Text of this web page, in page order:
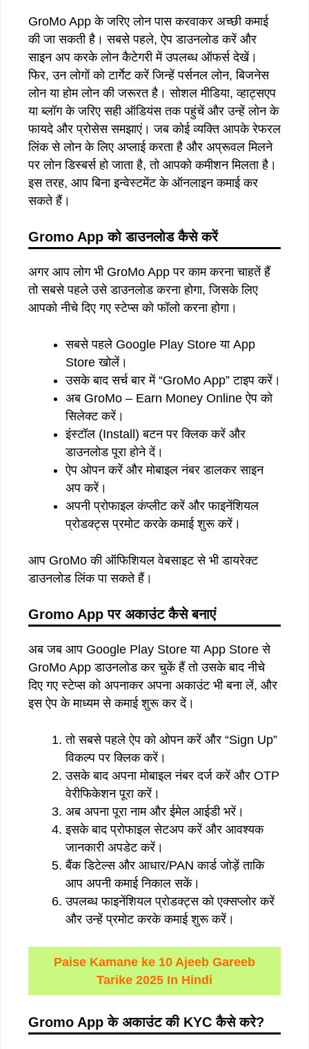
GroMo App के जरिए लोन पास करवाकर अच्छी कमाई
की जा सकती है। सबसे पहले, ऐप डाउनलोड करें और
साइन अप करके लोन कैटेगरी में उपलब्ध ऑफर्स देखें।
फिर, उन लोगों को टार्गेट करें जिन्हें पर्सनल लोन, बिजनेस
लोन या होम लोन की जरूरत है। सोशल मीडिया, व्हाट्सएप
या ब्लॉग के जरिए सही ऑडियंस तक पहुंचें और उन्हें लोन के
फायदे और प्रोसेस समझाएं। जब कोई व्यक्ति आपके रेफरल
लिंक से लोन के लिए अप्लाई करता है और अप्रूवल मिलने
पर लोन डिस्बर्स हो जाता है, तो आपको कमीशन मिलता है।
इस तरह, आप बिना इन्वेस्टमेंट के ऑनलाइन कमाई कर
सकते हैं।
Gromo Appको डाउनलोड कैसे करें
अगर आप लोग भी GroMo App पर काम करना चाहतें हैं
तो सबसे पहले उसे डाउनलोड करना होगा, जिसके लिए
आपको नीचे दिए गए स्टेप्स को फॉलो करना होगा।
सबसे पहले Google Play Store या App
Store खोलें।
उसके बाद सर्च बार में “GroMo App” टाइप करें।
अब GroMo – Earn Money Online ऐप को
सिलेक्ट करें।
इंस्टॉल (Install) बटन पर क्लिक करें और
डाउनलोड पूरा होने दें।
ऐप ओपन करें और मोबाइल नंबर डालकर साइन
अप करें।
अपनी प्रोफाइल कंप्लीट करें और फाइनेंशियल
प्रोडक्ट्स प्रमोट करके कमाई शुरू करें।
आप GroMo की ऑफिशियल वेबसाइट से भी डायरेक्ट
डाउनलोड लिंक पा सकते हैं।
Gromo Appपर अकाउंट कैसे बनाएं
अब जब आप Google Play Store या App Store से
GroMo App डाउनलोड कर चुकें हैं तो उसके बाद नीचे
दिए गए स्टेप्स को अपनाकर अपना अकाउंट भी बना लें, और
इस ऐप के माध्यम से कमाई शुरू कर दें।
तो सबसे पहले ऐप को ओपन करें और “Sign Up”
विकल्प पर क्लिक करें।
उसके बाद अपना मोबाइल नंबर दर्ज करें और OTP
वेरीफिकेशन पूरा करें।
अब अपना पूरा नाम और ईमेल आईडी भरें।
इसके बाद प्रोफाइल सेटअप करें और आवश्यक
जानकारी अपडेट करें।
बैंक डिटेल्स और आधार/PAN कार्ड जोड़ें ताकि
आप अपनी कमाई निकाल सकें।
उपलब्ध फाइनेंशियल प्रोडक्ट्स को एक्सप्लोर करें
और उन्हें प्रमोट करके कमाई शुरू करें।
Paise Kamane ke 10 Ajeeb Gareeb
Tarike 2025 In Hindi
Gromo Appके अकाउंट कीKYCकैसे करे?